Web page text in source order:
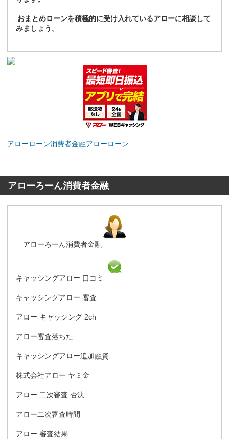
おまとめローンを積極的に受け入れているアローに相談して
みましょう。
アローローン消費者金融アローローン
アローろーん消費者金融
アローろーん消費者金融
キャッシングアロー 口コミ
キャッシングアロー 審査
アロー キャッシング 2ch
アロー審査落ちた
キャッシングアロー追加融資
株式会社アロー ヤミ金
アロー 二次審査 否決
アロー二次審査時間
アロー 審査結果